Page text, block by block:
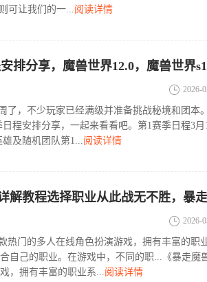
可让我们的一...阅读详情
2026-
了，不少玩家已经满级并准备挑战秘境和团本
程安排分享，一起来看看吧。第1赛季日程3月
及随机团队第1...阅读详情
2026-
热门的多人在线角色扮演游戏，拥有丰富的职
自己的职业。在游戏中，不同的职...《暴走魔
，拥有丰富的职业系...阅读详情